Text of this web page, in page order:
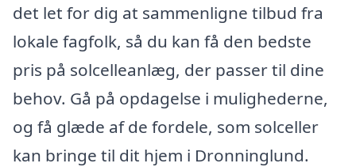
det let for dig at sammenligne tilbud fra
lokale fagfolk, så du kan få den bedste
pris på solcelleanlæg, der passer til dine
behov. Gå på opdagelse i mulighederne,
og få glæde af de fordele, som solceller
kan bringe til dit hjem i Dronninglund.